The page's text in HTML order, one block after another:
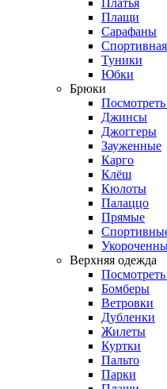
Плащи
Сарафаны
Туники
Юбки
Брюки
Посмотреть
Джинсы
Джоггеры
Зауженные
Карго
Клёш
Кюлоты
Палаццо
Прямые
Верхняя одежда
Посмотреть
Бомберы
Ветровки
Дубленки
Жилеты
Куртки
Пальто
Парки